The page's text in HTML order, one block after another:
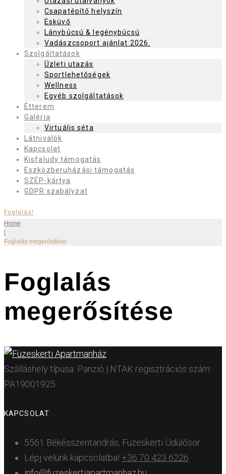
Csapatépítő helyszín
Esküvő
Lánybúcsú & legénybúcsú
Vadászcsoport ajánlat 2026.
Szolgáltatások
Üzleti utazás
Sportlehetőségek
Wellness
Egyéb szolgáltatások
Étterem
Galéria
Virtuális séta
Látnivalók
Kapcsolat
Kisfaludy támogatás
Eszközberuházási támogatás
SZÉP-kártya
GDPR szabályzat
Foglalás!
Home
Foglalás megerősítése
Foglalás
megerősítése
Szálláshely típusa: Panzió | NTAK regisztrációs szám:
PA19001925
KAPCSOLAT
5561 Békésszentandrás, Füzeskerti Üdülősor
Lépj velünk kapcsolatba! +36 70 423 6226